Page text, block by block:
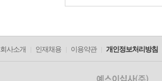
회사소개 인재채용 이용약관 개인정보처리방침